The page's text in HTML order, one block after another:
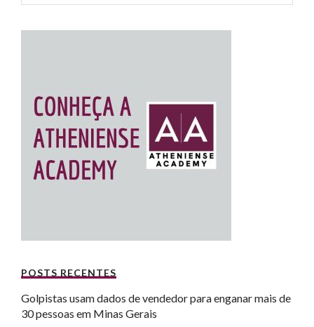
POSTS RECENTES
Golpistas usam dados de vendedor para enganar mais de
30 pessoas em Minas Gerais